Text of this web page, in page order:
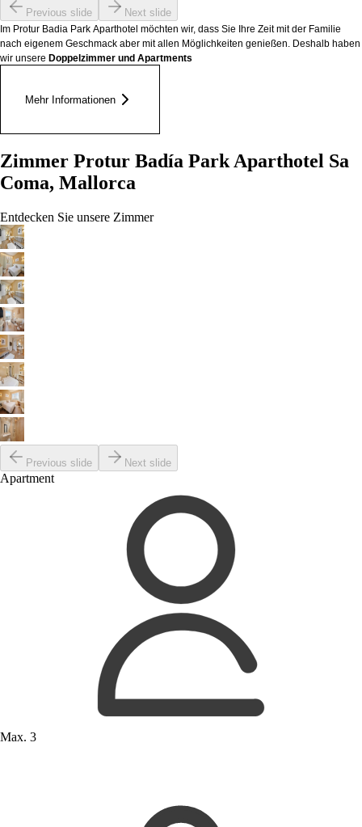
Previous slide Next slide
Im Protur Badia Park Aparthotel möchten wir, dass Sie Ihre Zeit mit der Familie
nach eigenem Geschmack aber mit allen Möglichkeiten genießen. Deshalb haben
wir unsere Doppelzimmer und Apartments
Mehr Informationen
Zimmer Protur Badía Park Aparthotel Sa
Coma, Mallorca
Entdecken Sie unsere Zimmer
Previous slide Next slide
Apartment
Max. 3